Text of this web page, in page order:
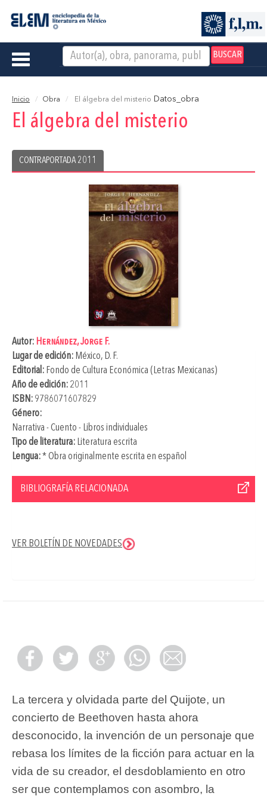
BUSCAR
Toggle
Inicio Obra El álgebra del misterio Datos_obra
El álgebra del misterio
CONTRAPORTADA 2011
Autor: Hernández, Jorge F.
Lugar de edición: México, D. F.
Editorial: Fondo de Cultura Económica (Letras Mexicanas)
Año de edición: 2011
ISBN: 9786071607829
Género:
Narrativa - Cuento - Libros individuales
Tipo de literatura: Literatura escrita
Lengua:* Obra originalmente escrita en español
BIBLIOGRAFÍA RELACIONADA
VER BOLETÍN DE NOVEDADES
La tercera y olvidada parte del Quijote, un
concierto de Beethoven hasta ahora
desconocido, la invención de un personaje que
rebasa los límites de la ficción para actuar en la
vida de su creador, el desdoblamiento en otro
ser que contemplamos con asombro, la